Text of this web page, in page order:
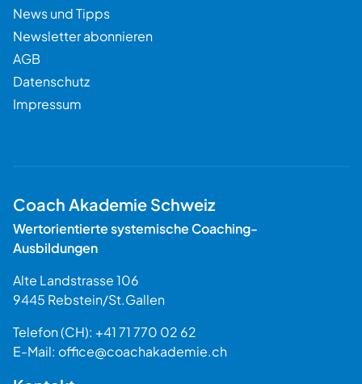
News und Tipps
Newsletter abonnieren
AGB
Datenschutz
Impressum
Coach Akademie Schweiz
Wertorientierte systemische Coaching-
Ausbildungen
Alte Landstrasse 106
9445 Rebstein/St.Gallen
Telefon (CH): +41 71 770 02 62
E-Mail: office@coachakademie.ch